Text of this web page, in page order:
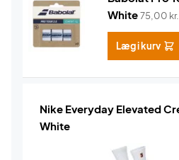
White75,00 kr.
Læg i kurv
Nike Everyday Elevated
White